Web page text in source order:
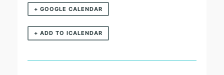
+ GOOGLE CALENDAR
+ ADD TO ICALENDAR